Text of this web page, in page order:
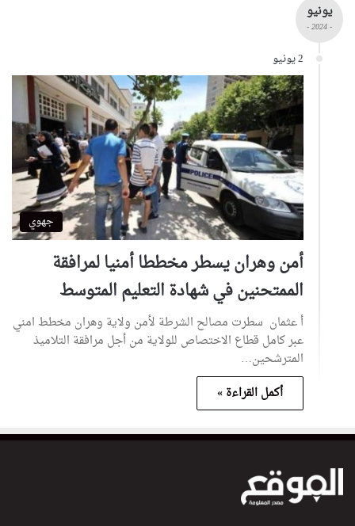
يونيو
- 2024 -
2 يونيو
جهوي
أمن وهران يسطر مخططا أمنيا لمرافقة
الممتحنين في شهادة التعليم المتوسط
أ عثمان سطرت مصالح الشرطة لأمن ولاية وهران مخطط امني
عبر كامل قطاع الاختصاص للولاية من أجل مرافقة التلاميذ
المترشحين…
أكمل القراءة »